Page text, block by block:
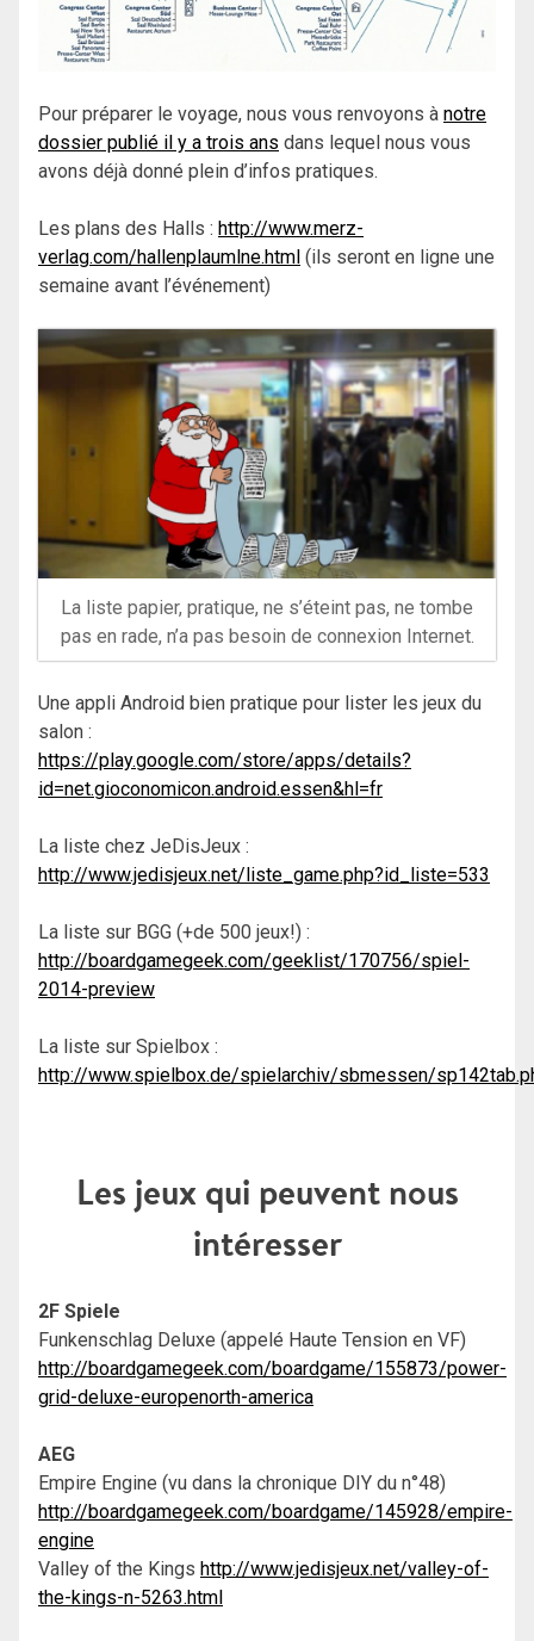
Pour préparer le voyage, nous vous renvoyons à notre
dossier publié il y a trois ans dans lequel nous vous
avons déjà donné plein d’infos pratiques.
Les plans des Halls : http://www.merz-
verlag.com/hallenplaumlne.html (ils seront en ligne une
semaine avant l’événement)
La liste papier, pratique, ne s’éteint pas, ne tombe
pas en rade, n’a pas besoin de connexion Internet.
Une appli Android bien pratique pour lister les jeux du
salon :
https://play.google.com/store/apps/details?
id=net.gioconomicon.android.essen&hl=fr
La liste chez JeDisJeux :
http://www.jedisjeux.net/liste_game.php?id_liste=533
La liste sur BGG (+de 500 jeux!) :
http://boardgamegeek.com/geeklist/170756/spiel-
2014-preview
La liste sur Spielbox :
http://www.spielbox.de/spielarchiv/sbmessen/
Les jeux qui peuvent nous
intéresser
2F Spiele
Funkenschlag Deluxe (appelé Haute Tension en VF)
http://boardgamegeek.com/boardgame/155873/power-
grid-deluxe-europenorth-america
AEG
Empire Engine (vu dans la chronique DIY du n°48)
http://boardgamegeek.com/boardgame/145928/empire-
engine
Valley of the Kings http://www.jedisjeux.net/valley-of-
the-kings-n-5263.html